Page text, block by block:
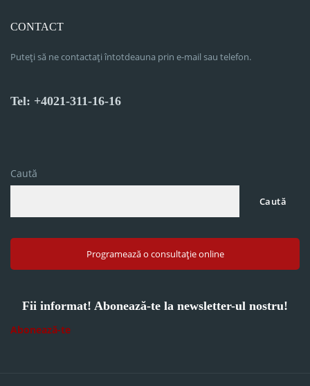
CONTACT
Puteți să ne contactați întotdeauna prin e-mail sau telefon.
Tel: +4021-311-16-16
Caută
Caută
Programează o consultație online
Fii informat! Abonează-te la newsletter-ul nostru!
Abonează-te